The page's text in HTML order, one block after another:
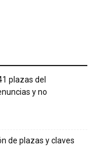
plazas del
y no
de plazas y claves